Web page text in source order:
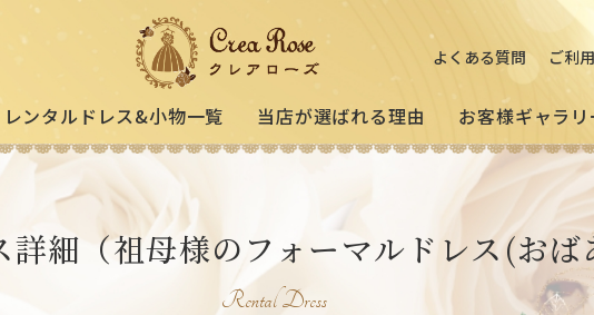
よくある質問 ご利
レンタルドレス&小物一覧
フォーマルドレス
(40～50代の方向け)
祖母様の
フォーマルドレ
(おばあ様向け)
当店が選ばれる理由 お客様ギャラリ
[宅配]
試着・レンタルの流れ
オーダードレス
詳細 （祖母様のフォーマルドレス(お
Rental Dress